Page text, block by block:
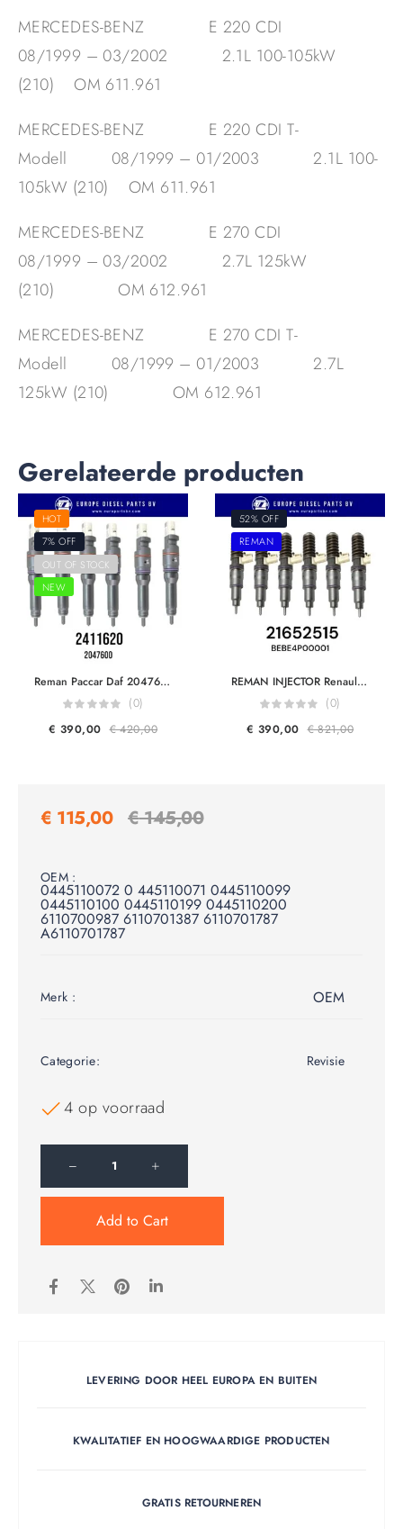
MERCEDES-BENZ E 220 CDI
08/1999 – 03/2002 2.1L 100-105kW
(210) OM 611.961
MERCEDES-BENZ E 220 CDI T-
Modell 08/1999 – 01/2003 2.1L 100-
105kW (210) OM 611.961
MERCEDES-BENZ E 270 CDI
08/1999 – 03/2002 2.7L 125kW
(210) OM 612.961
MERCEDES-BENZ E 270 CDI T-
Modell 08/1999 – 01/2003 2.7L
125kW (210) OM 612.961
Gerelateerde producten
HOT
7% OFF
OUT OF STOCK
NEW
Reman Paccar Daf 2047600 2411620 Diesel Smart Injector Euro 7
(0)
€ 390,00 €420,00
52% OFF
REMAN
REMAN INJECTOR Renault & Volvo Trucks 21652515 21569200 Delphi BEBE4K01001 BEBE4P00001 Diesel Injector Euro 5
(0)
€ 390,00 €821,00
€ 115,00 €145,00
OEM :
0445110072 0 445110071 0445110099
0445110100 0445110199 0445110200
6110700987 6110701387 6110701787
A6110701787
Merk : OEM
Categorie: Revisie
4 op voorraad
Add to Cart
LEVERING DOOR HEEL EUROPA EN BUITEN
KWALITATIEF EN HOOGWAARDIGE PRODUCTEN
GRATIS RETOURNEREN